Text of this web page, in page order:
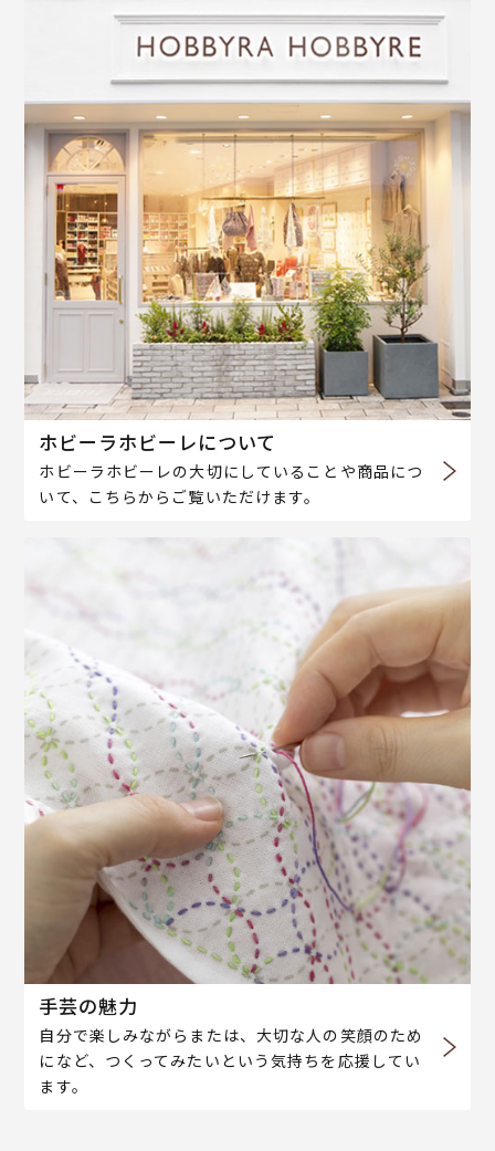
ホビーラホビーレについて
ホビーラホビーレの大切にしていることや商品につ
いて、こちらからご覧いただけます。
手芸の魅力
自分で楽しみながらまたは、大切な人の笑顔のため
になど、つくってみたいという気持ちを応援してい
ます。